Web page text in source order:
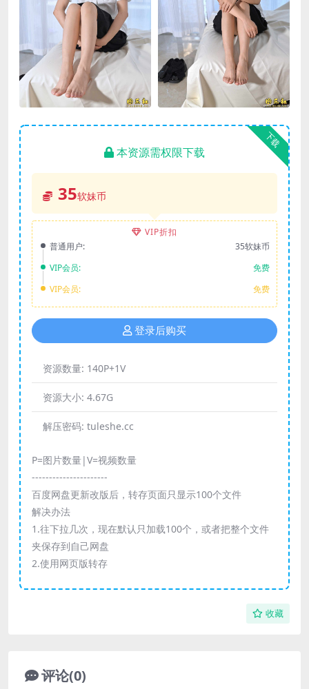
下载
本资源需权限下载
35软妹币
VIP折扣
普通用户:
35软妹币
VIP会员:
免费
VIP会员:
免费
登录后购买
资源数量: 140P+1V
资源大小: 4.67G
解压密码: tuleshe.cc
P=图片数量|V=视频数量
----------------------
百度网盘更新改版后，转存页面只显示100个文件
解决办法
1.往下拉几次，现在默认只加载100个，或者把整个文件
夹保存到自己网盘
2.使用网页版转存
收藏
评论(0)